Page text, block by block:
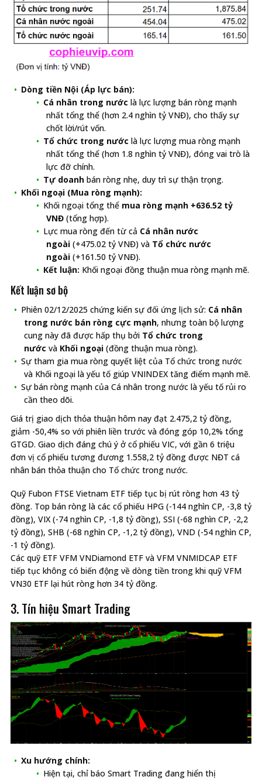
Dòng tiền Nội (Áp lực bán):
Cá nhân trong nước là lực lượng bán ròng mạnh
nhất tổng thể (hơn 2.4 nghìn tỷ VNĐ), cho thấy sự
chốt lời/rút vốn.
Tổ chức trong nước là lực lượng mua ròng mạnh
nhất tổng thể (hơn 1.8 nghìn tỷ VNĐ), đóng vai trò là
lực đỡ chính.
Tự doanh bán ròng nhẹ, duy trì sự thận trọng.
Khối ngoại (Mua ròng mạnh):
Khối ngoại tổng thể mua ròng mạnh +636.52 tỷ
VNĐ (tổng hợp).
Lực mua ròng đến từ cả Cá nhân nước
ngoài (+475.02 tỷ VNĐ) và Tổ chức nước
ngoài (+161.50 tỷ VNĐ).
Kết luận: Khối ngoại đồng thuận mua ròng mạnh mẽ.
Kết luận sơ bộ
Phiên 02/12/2025 chứng kiến sự đối ứng lịch sử: Cá nhân
trong nước bán ròng cực mạnh, nhưng toàn bộ lượng
cung này đã được hấp thụ bởi Tổ chức trong
nước và Khối ngoại (đồng thuận mua ròng).
Sự tham gia mua ròng quyết liệt của Tổ chức trong nước
và Khối ngoại là yếu tố giúp VNINDEX tăng điểm mạnh mẽ.
Sự bán ròng mạnh của Cá nhân trong nước là yếu tố rủi ro
cần theo dõi.
Giá trị giao dịch thỏa thuận hôm nay đạt 2.475,2 tỷ đồng,
giảm -50,4% so với phiên liền trước và đóng góp 10,2% tổng
GTGD. Giao dịch đáng chú ý ở cổ phiếu VIC, với gần 6 triệu
đơn vị cổ phiếu tương đương 1.558,2 tỷ đồng được NĐT cá
nhân bán thỏa thuận cho Tổ chức trong nước.
Quỹ Fubon FTSE Vietnam ETF tiếp tục bị rút ròng hơn 43 tỷ
đồng. Top bán ròng là các cổ phiếu HPG (-144 nghìn CP, -3,8 tỷ
đồng), VIX (-74 nghìn CP, -1,8 tỷ đồng), SSI (-68 nghìn CP, -2,2
tỷ đồng), SHB (-68 nghìn CP, -1,2 tỷ đồng), VND (-54 nghìn CP,
-1 tỷ đồng).
Các quỹ ETF VFM VNDiamond ETF và VFM VNMIDCAP ETF
tiếp tục không có biến động về dòng tiền trong khi quỹ VFM
VN30 ETF lại hút ròng hơn 34 tỷ đồng.
3. Tín hiệu Smart Trading
Xu hướng chính:
Hiện tại, chỉ báo Smart Trading đang hiển thị